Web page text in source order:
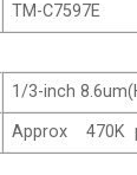
TM-C7597E
1/3-inch
Approx 470K